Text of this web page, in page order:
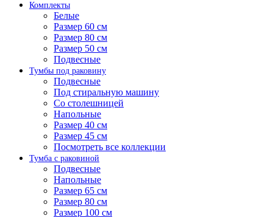
Комплекты
Белые
Размер 60 см
Размер 80 см
Размер 50 см
Подвесные
Тумбы под раковину
Подвесные
Под стиральную машину
Со столешницей
Напольные
Размер 40 см
Размер 45 см
Посмотреть все коллекции
Тумба с раковиной
Подвесные
Напольные
Размер 65 см
Размер 80 см
Размер 100 см